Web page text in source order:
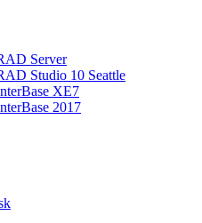
Server
Studio 10 Seattle
XE7
2017